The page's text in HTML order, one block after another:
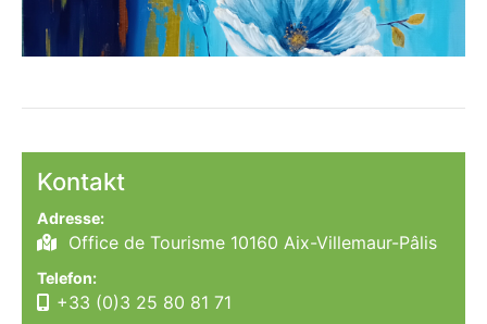
Kontakt
Adresse:
Office de Tourisme 10160 Aix-Villemaur-Pâlis
Telefon:
+33 (0)3 25 80 81 71